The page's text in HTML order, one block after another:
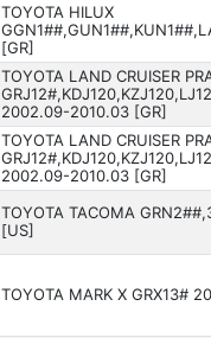
TOYOTA HILUX
[GR]
TOYOTA LAND CRUISER
2002.09-2010.03 [GR]
TOYOTA LAND CRUISER
2002.09-2010.03 [GR]
TOYOTA TACOMA
[US]
TOYOTA MARK X GRX13#